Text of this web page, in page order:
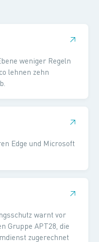
↗
weniger Regeln
lehnen zehn
↗
Edge und Microsoft
↗
warnt vor
Gruppe APT28, die
zugerechnet